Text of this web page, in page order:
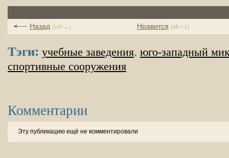
Нравится (alt + L)
Назад (ctrl ←)
Тэги: учебные заведения, юго-западный
спортивные сооружения
Комментарии
Эту публикацию ещё не комментировали